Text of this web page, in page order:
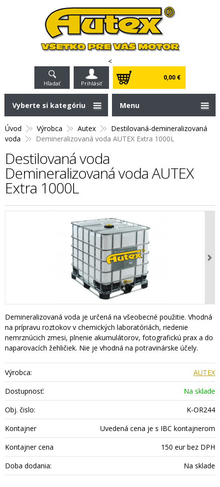
<
Hľadať Prihlásiť
0,00 €
Úvod Výrobca Autex
Destilovaná-demineralizovaná
voda
Demineralizovaná voda AUTEX Extra 1000L
Destilovaná voda
Demineralizovaná voda AUTEX
Extra 1000L
Demineralizovaná voda je určená na všeobecné použitie. Vhodná
na prípravu roztokov v chemických laboratóriách, riedenie
nemrznúcich zmesi, plnenie akumulátorov, fotografickú prax a do
naparovacích žehličiek. Nie je vhodná na potravinárske účely.
Výrobca:
AUTEX
Dostupnosť:
Na sklade
Obj. čislo:
K-OR244
Kontajner
Uvedená cena je s IBC kontajnerom
Kontajner cena
150 eur bez DPH
Doba dodania:
Na sklade
Vyberte si kategóriu Menu